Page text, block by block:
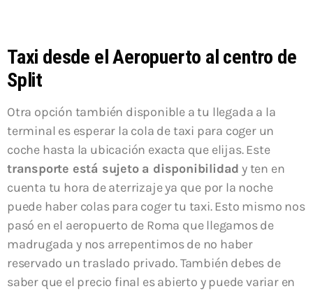
Taxi desde el Aeropuerto al centro de
Split
Otra opción también disponible a tu llegada a la
terminal es esperar la cola de taxi para coger un
coche hasta la ubicación exacta que elijas. Este
transporte está sujeto a disponibilidad y ten en
cuenta tu hora de aterrizaje ya que por la noche
puede haber colas para coger tu taxi. Esto mismo nos
pasó en el aeropuerto de Roma que llegamos de
madrugada y nos arrepentimos de no haber
reservado un traslado privado. También debes de
saber que el precio final es abierto y puede variar en